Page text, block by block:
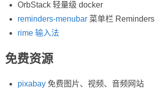
OrbStack 轻量级 docker
reminders-menubar 菜单栏 Reminders
rime 输入法
免费资源
pixabay 免费图片、视频、音频网站